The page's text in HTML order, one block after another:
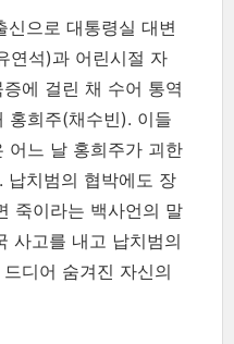
신으로 대통령실 대변
연석)과 어린시절 자
에 걸린 채 수어 통역
홍희주(채수빈). 이들
어느 날 홍희주가 괴한
납치범의 협박에도 장
죽이라는 백사언의 말
사고를 내고 납치범의
디어 숨겨진 자신의